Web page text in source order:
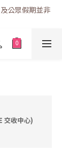
公眾假期並非
公眾假期並非
運費
遇
公眾假期並非
交收中心)